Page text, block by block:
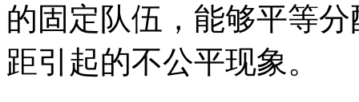
的固定队伍，能够平等
距引起的不公平现象。